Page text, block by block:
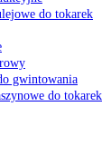
do tokarek
gwintowania
do tokarek